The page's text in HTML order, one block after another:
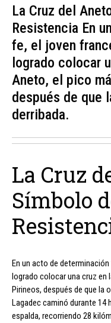
La Cruz del
Resistencia En
fe, el joven
logrado colocar
Aneto, el pico
después de que
derribada.
La Cruz
Símbolo
En un acto de
logrado colocar una cruz
Pirineos, después de que la
Lagadec caminó durante 14
espalda, recorriendo 28